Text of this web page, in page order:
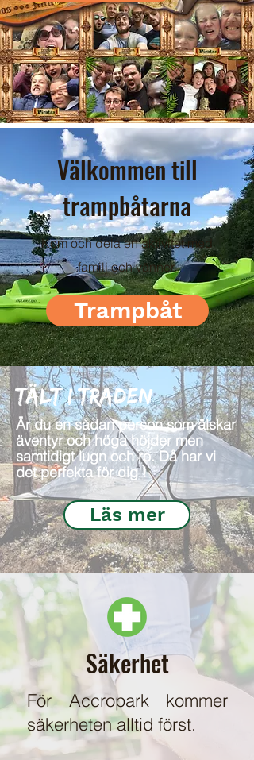
Välkommen till
trampbåtarna
Kom och dela en aktivitet med
familj och vänner.
Trampbåt
Tält i traden
Är du en sådan person som älskar
äventyr och höga höjder men
samtidigt lugn och ro. Då har vi
det perfekta för dig !
Läs mer
Säkerhet
För Accropark kommer
säkerheten alltid först.